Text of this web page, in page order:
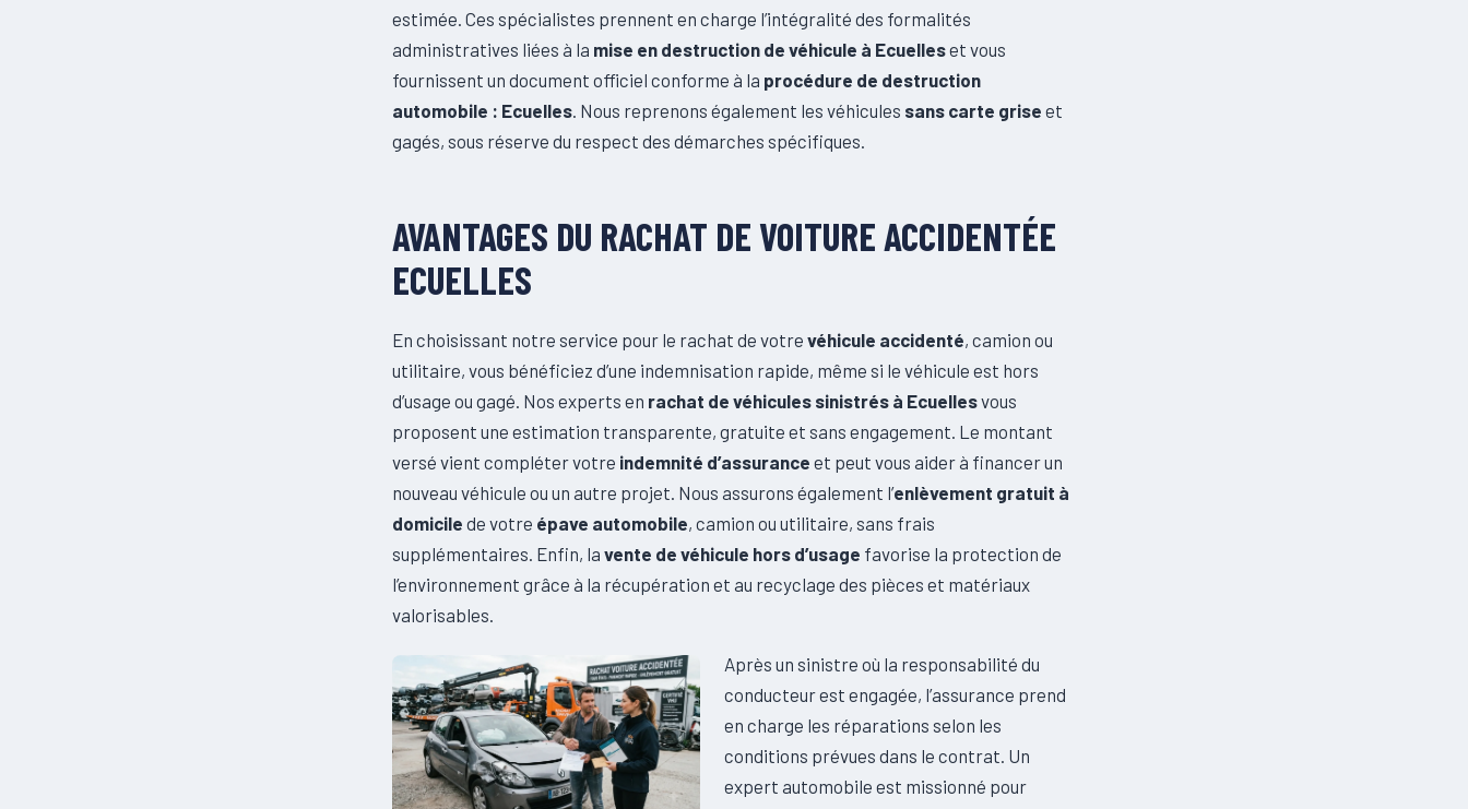
estimée. Ces spécialistes prennent en charge l’intégralité des formalités
administratives liées à la mise en destruction de véhicule à Ecuelleset vous
fournissent un document officiel conforme à la procédure de destruction
automobile : Ecuelles . Nous reprenons également les véhicules sans carte grise et
gagés, sous réserve du respect des démarches spécifiques.
AVANTAGES DU RACHAT DE VOITURE ACCIDENTÉE
ECUELLES
En choisissant notre service pour le rachat de votre véhicule accidenté, camion ou
utilitaire, vous bénéficiez d’une indemnisation rapide, même si le véhicule est hors
d’usage ou gagé. Nos experts en rachat de véhicules sinistrés à Ecuellesvous
proposent une estimation transparente, gratuite et sans engagement. Le montant
versé vient compléter votre indemnité d’assurance et peut vous aider à financer un
nouveau véhicule ou un autre projet. Nous assurons également l’enlèvement gratuit à
domicile de votre épave automobile, camion ou utilitaire, sans frais
supplémentaires. Enfin, la vente de véhicule hors d’usage favorise la protection de
l’environnement grâce à la récupération et au recyclage des pièces et matériaux
valorisables.
Après un sinistre où la responsabilité du
conducteur est engagée, l’assurance prend
en charge les réparations selon les
conditions prévues dans le contrat. Un
expert automobile est missionné pour